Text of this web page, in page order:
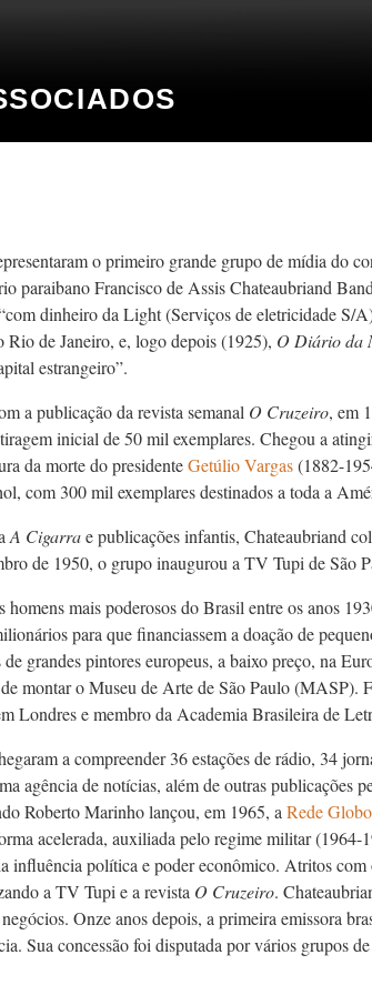
o primeiro grande grupo de mídia do
paraibano Francisco de Assis Chateaubriand
dinheiro da Light (Serviços de eletricidade S/
Rio de Janeiro, e, logo depois (1925), O Diário da
estrangeiro”.
a publicação da revista semanal O Cruzeiro, em
inicial de 50 mil exemplares. Chegou a
da morte do presidenteGetúlio Vargas(1882-
com 300 mil exemplares destinados a toda a
A Cigarrae publicações infantis, Chateaubriand
de 1950, o grupo inaugurou a TV Tupi de São
mais poderosos do Brasil entre os anos
para que financiassem a doação de
grandes pintores europeus, a baixo preço, na
montar o Museu de Arte de São Paulo (MASP).
Londres e membro da Academia Brasileira de
a compreender 36 estações de rádio, 34
agência de notícias, além de outras publicações
Roberto Marinho lançou, em 1965, a Rede Globo
acelerada, auxiliada pelo regime militar (1964-
influência política e poder econômico. Atritos com
a TV Tupi e a revista O Cruzeiro.
Onze anos depois, a primeira emissora
Sua concessão foi disputada por vários grupos